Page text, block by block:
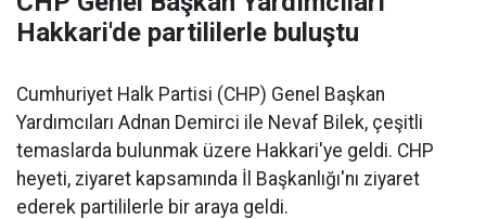
Hakkari'de partililerle buluştu
Cumhuriyet Halk Partisi (CHP) Genel Başkan
Yardımcıları Adnan Demirci ile Nevaf Bilek, çeşitli
temaslarda bulunmak üzere Hakkari'ye geldi. CHP
heyeti, ziyaret kapsamında İl Başkanlığı'nı ziyaret
ederek partililerle bir araya geldi.